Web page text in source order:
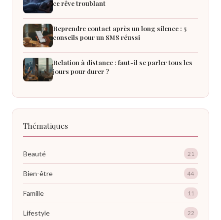
ce rêve troublant
Reprendre contact après un long silence : 5
conseils pour un SMS réussi
Relation à distance : faut-il se parler tous les
jours pour durer ?
Thématiques
Beauté 21
Bien-être 44
Famille 11
Lifestyle 22